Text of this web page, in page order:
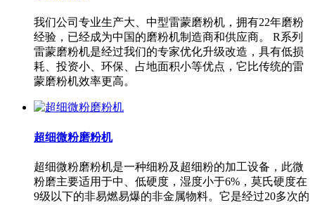
我们公司专业生产大、中型雷蒙磨粉机，拥有22年磨粉
经验，已经成为中国的磨粉机制造商和供应商。 R系列
雷蒙磨粉机是经过我们的专家优化升级改造，具有低损
耗、投资小、环保、占地面积小等优点，它比传统的雷
蒙磨粉机效率更高。
超细微粉磨粉机
超细微粉磨粉机是一种细粉及超细粉的加工设备，此微
粉磨主要适用于中、低硬度，湿度小于6%，莫氏硬度在
9级以下的非易燃易爆的非金属物料。它是经过20多次的